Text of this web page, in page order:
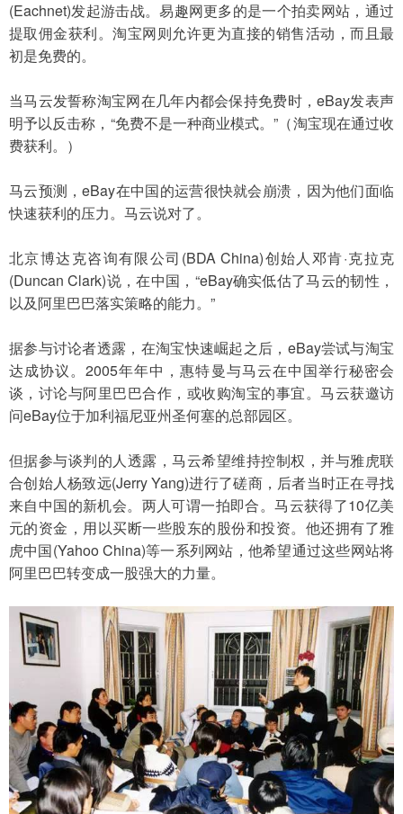
(Eachnet)发起游击战。易趣网更多的是一个拍卖网站，通过
提取佣金获利。淘宝网则允许更为直接的销售活动，而且最
初是免费的。
当马云发誓称淘宝网在几年内都会保持免费时，eBay发表声
明予以反击称，“免费不是一种商业模式。”（淘宝现在通过收
费获利。）
马云预测，eBay在中国的运营很快就会崩溃，因为他们面临
快速获利的压力。马云说对了。
北京博达克咨询有限公司(BDA China)创始人邓肯·克拉克
(Duncan Clark)说，在中国，“eBay确实低估了马云的韧性，
以及阿里巴巴落实策略的能力。”
据参与讨论者透露，在淘宝快速崛起之后，eBay尝试与淘宝
达成协议。2005年年中，惠特曼与马云在中国举行秘密会
谈，讨论与阿里巴巴合作，或收购淘宝的事宜。马云获邀访
问eBay位于加利福尼亚州圣何塞的总部园区。
但据参与谈判的人透露，马云希望维持控制权，并与雅虎联
合创始人杨致远(Jerry Yang)进行了磋商，后者当时正在寻找
来自中国的新机会。两人可谓一拍即合。马云获得了10亿美
元的资金，用以买断一些股东的股份和投资。他还拥有了雅
虎中国(Yahoo China)等一系列网站，他希望通过这些网站将
阿里巴巴转变成一股强大的力量。